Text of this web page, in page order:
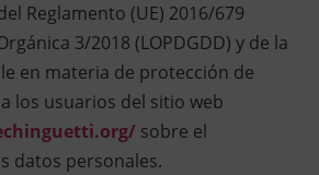
Reglamento (UE) 2016/679
3/2018 (LOPDGDD) y de la
en materia de protección de
los usuarios del sitio web
sobre el
datos personales.